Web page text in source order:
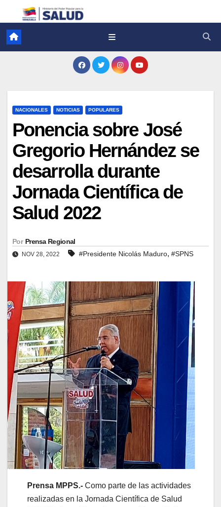
NACIONALES NOTICIAS POPULARES
Ponencia sobre José
Gregorio Hernández se
desarrolla durante
Jornada Científica de
Salud 2022
Por Prensa Regional
NOV 28, 2022 #Presidente Nicolás Maduro, #SPNS
Prensa MPPS.- Como parte de las actividades
realizadas en la Jornada Científica de Salud